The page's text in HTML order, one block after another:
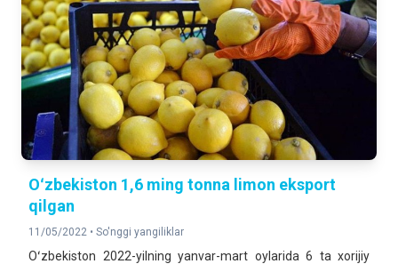
Oʻzbekiston 1,6 ming tonna limon eksport
qilgan
11/05/2022 • So'nggi yangiliklar
Oʻzbekiston 2022-yilning yanvar-mart oylarida 6 ta xorijiy